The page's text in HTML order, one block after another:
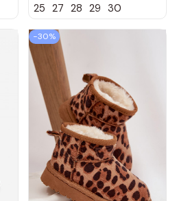
spalvos sniego
lipniais...
25 27 28 29 30
−30%